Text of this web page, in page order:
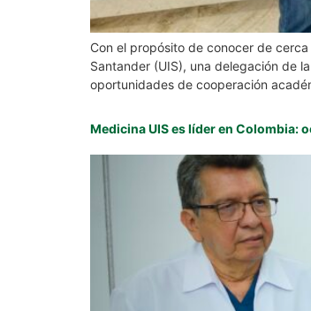
Con el propósito de conocer de
Santander (UIS), una delegación de
oportunidades de cooperación
Medicina UIS es líder en Colombia: